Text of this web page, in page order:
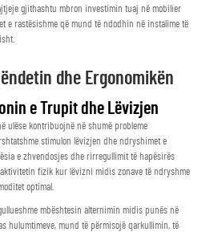
gjithashtu mbron investimin tuaj në mobilier
e rastësishme që mund të ndodhin në instalime të
dhe Ergonomikën
e Trupit dhe Lëvizjen
ulëse kontribuojnë në shumë probleme
stimulon lëvizjen dhe ndryshimet e
e zhvendosjes dhe rirregullimit të hapësirës
fizik kur lëvizni midis zonave të ndryshme
optimal.
mbështesin alternimin midis punës në
hulumtimeve, mund të përmisojë qarkullimin, të